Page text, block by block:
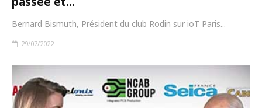
Bernard Bismuth, Président du club Rodin sur ioT Paris...
29/07/2022